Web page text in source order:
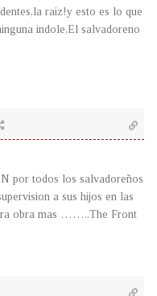
raiz!y esto es lo que
indole,El salvadoreno
por todos los salvadoreños
a sus hijos en las
obra mas ……..The Front